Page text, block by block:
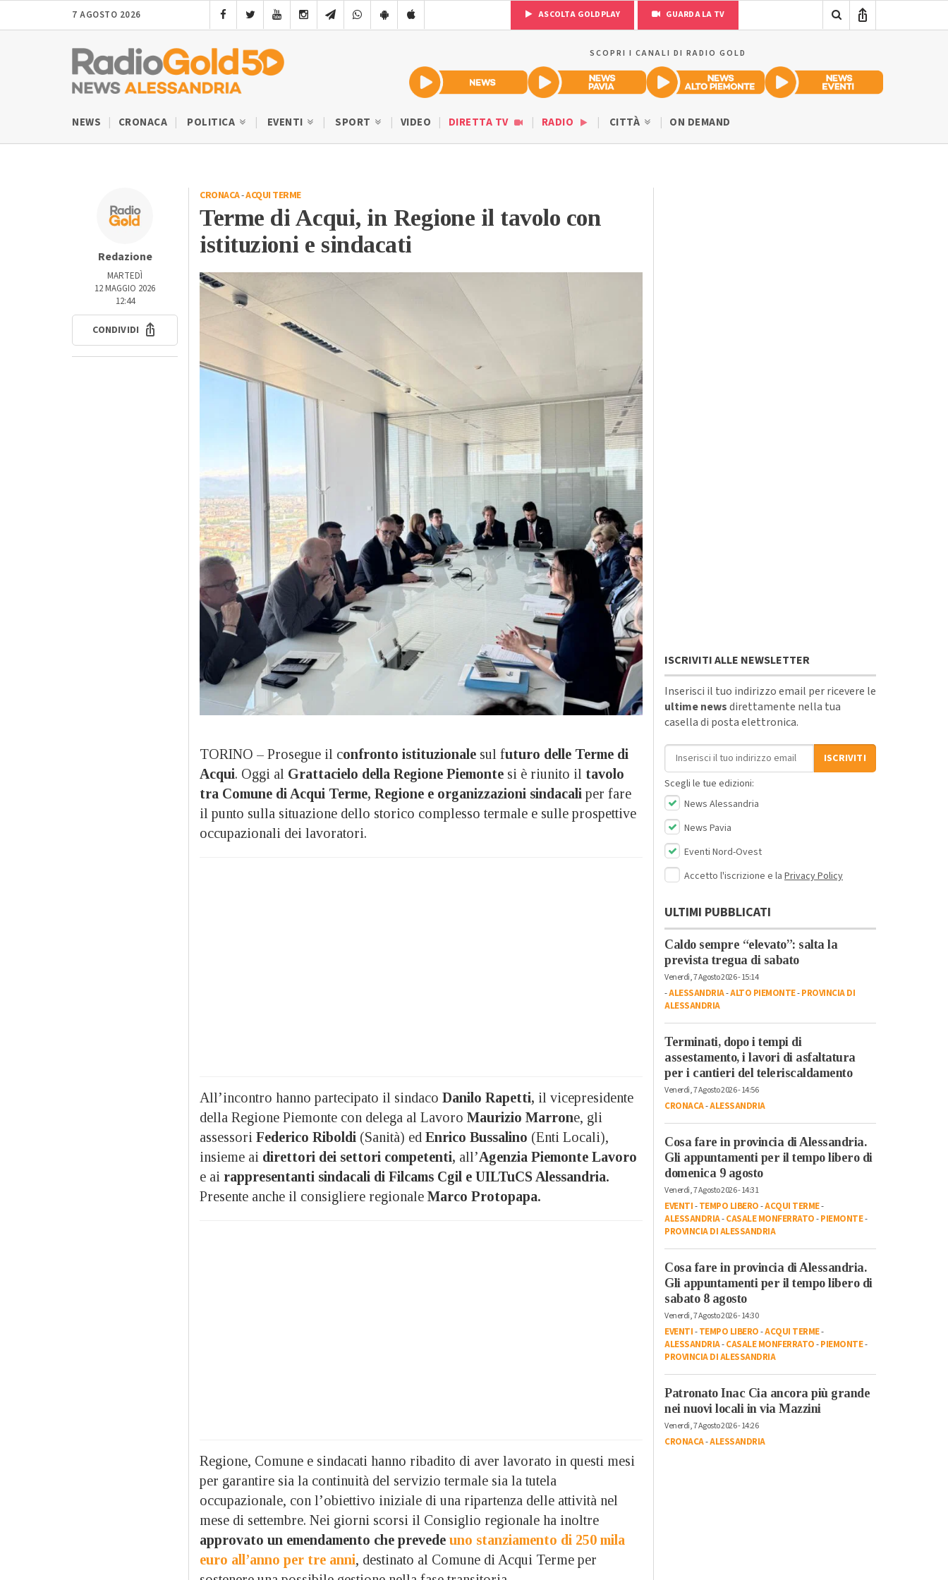
7 AGOSTO 2026 ASCOLTA GOLDPLAY GUARDA LA TV
SCOPRI I CANALI DI RADIO GOLD
NEWS CRONACA POLITICA EVENTI SPORT VIDEO DIRETTA TV RADIO CITTÀ ON DEMAND
Redazione
MARTEDÌ
12 MAGGIO 2026
12:44
CONDIVIDI
CRONACA-ACQUI TERME
Terme di Acqui, in Regione il tavolo con
istituzioni e sindacati
TORINO – Prosegue il confronto istituzionale sul futuro delle Terme di
Acqui. Oggi al Grattacielo della Regione Piemonte si è riunito il tavolo
tra Comune di Acqui Terme, Regione e organizzazioni sindacali per fare
il punto sulla situazione dello storico complesso termale e sulle prospettive
occupazionali dei lavoratori.
All’incontro hanno partecipato il sindaco Danilo Rapetti, il vicepresidente
della Regione Piemonte con delega al Lavoro Maurizio Marrone, gli
assessori Federico Riboldi (Sanità) ed Enrico Bussalino (Enti Locali),
insieme ai direttori dei settori competenti, all’Agenzia Piemonte Lavoro
e ai rappresentanti sindacali di Filcams Cgil e UILTuCS Alessandria.
Presente anche il consigliere regionale Marco Protopapa.
Regione, Comune e sindacati hanno ribadito di aver lavorato in questi mesi
per garantire sia la continuità del servizio termale sia la tutela
occupazionale, con l’obiettivo iniziale di una ripartenza delle attività nel
mese di settembre. Nei giorni scorsi il Consiglio regionale ha inoltre
approvato un emendamento che prevede uno stanziamento di 250 mila
euro all’anno per tre anni, destinato al Comune di Acqui Terme per
ISCRIVITI ALLE NEWSLETTER
Inserisci il tuo indirizzo email per ricevere le
ultime newsdirettamente nella tua
casella di posta elettronica.
Indirizzo email
ISCRIVITI
Scegli le tue edizioni:
News Alessandria
News Pavia
Eventi Nord-Ovest
Accetto l'iscrizione e la Privacy Policy
ULTIMI PUBBLICATI
Caldo sempre “elevato”: salta la
prevista tregua di sabato
Venerdì, 7 Agosto 2026 - 15:14
-ALESSANDRIA-ALTO PIEMONTE-PROVINCIA DI
ALESSANDRIA
Terminati, dopo i tempi di
assestamento, i lavori di asfaltatura
per i cantieri del teleriscaldamento
Venerdì, 7 Agosto 2026 - 14:56
CRONACA-ALESSANDRIA
Cosa fare in provincia di Alessandria.
Gli appuntamenti per il tempo libero di
domenica 9 agosto
Venerdì, 7 Agosto 2026 - 14:31
EVENTI-TEMPO LIBERO-ACQUI TERME-
ALESSANDRIA-CASALE MONFERRATO-PIEMONTE-
PROVINCIA DI ALESSANDRIA
Cosa fare in provincia di Alessandria.
Gli appuntamenti per il tempo libero di
sabato 8 agosto
Venerdì, 7 Agosto 2026 - 14:30
EVENTI-TEMPO LIBERO-ACQUI TERME-
ALESSANDRIA-CASALE MONFERRATO-PIEMONTE-
PROVINCIA DI ALESSANDRIA
Patronato Inac Cia ancora più grande
nei nuovi locali in via Mazzini
Venerdì, 7 Agosto 2026 - 14:26
CRONACA-ALESSANDRIA